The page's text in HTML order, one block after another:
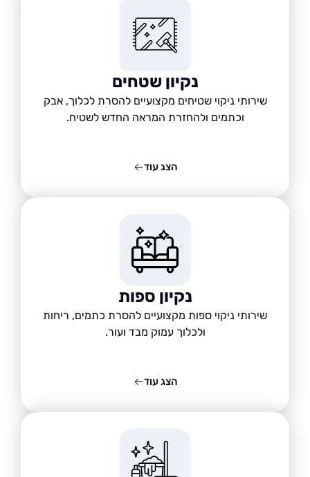
נקיון שטחים
שירותי ניקוי שטיחים מקצועיים להסרת לכלוך, אבק
וכתמים ולהחזרת המראה החדש לשטיח.
נקיון ספות
שירותי ניקוי ספות מקצועיים להסרת כתמים, ריחות
ולכלוך עמוק מבד ועור.